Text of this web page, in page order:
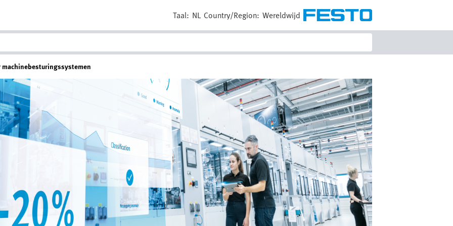
Taal: NL Country/Region: Wereldwijd
machinebesturingssystemen